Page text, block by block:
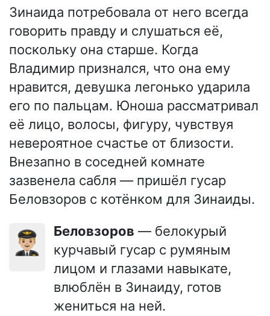
Зинаида потребовала от него всегда
говорить правду и слушаться её,
поскольку она старше. Когда
Владимир признался, что она ему
нравится, девушка легонько ударила
его по пальцам. Юноша рассматривал
её лицо, волосы, фигуру, чувствуя
невероятное счастье от близости.
Внезапно в соседней комнате
зазвенела сабля — пришёл гусар
Беловзоров с котёнком для Зинаиды.
👨🏼‍✈️ Беловзоров — белокурый
курчавый гусар с румяным
лицом и глазами навыкате,
влюблён в Зинаиду, готов
жениться на ней.